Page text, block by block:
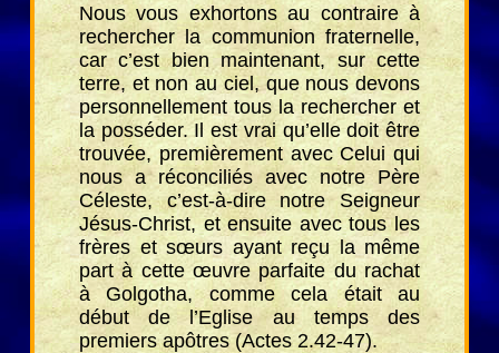
Nous vous exhortons au contraire à
rechercher la communion fraternelle,
car c’est bien maintenant, sur cette
terre, et non au ciel, que nous devons
personnellement tous la rechercher et
la posséder. Il est vrai qu’elle doit être
trouvée, premièrement avec Celui qui
nous a réconciliés avec notre Père
Céleste, c’est-à-dire notre Seigneur
Jésus-Christ, et ensuite avec tous les
frères et sœurs ayant reçu la même
part à cette œuvre parfaite du rachat
à Golgotha, comme cela était au
début de l’Eglise au temps des
premiers apôtres (Actes 2.42-47).